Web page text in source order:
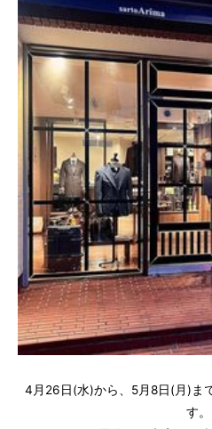
4月26日(水)から、5月8日(月)ま
す。